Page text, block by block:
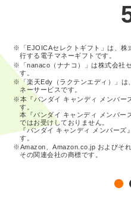
※「EJOICAセレクトギフト」は、株
行する電子マネーギフトです。
※「nanaco（ナナコ）」は株式会社
す。
※「楽天Edy（ラクテンエディ）」は
ネーサービスです。
※本『バンダイ キャンディ メンバー
す。
本『バンダイ キャンディ メンバー
ではお受けしておりません。
『バンダイ キャンディ メンバーズ
す。
※Amazon、Amazon.co.jp およびそ
その関連会社の商標です。